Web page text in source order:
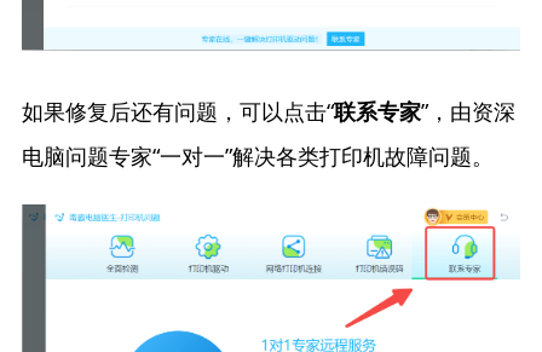
如果修复后还有问题，可以点击“联系专家”，由资深
电脑问题专家“一对一”解决各类打印机故障问题。